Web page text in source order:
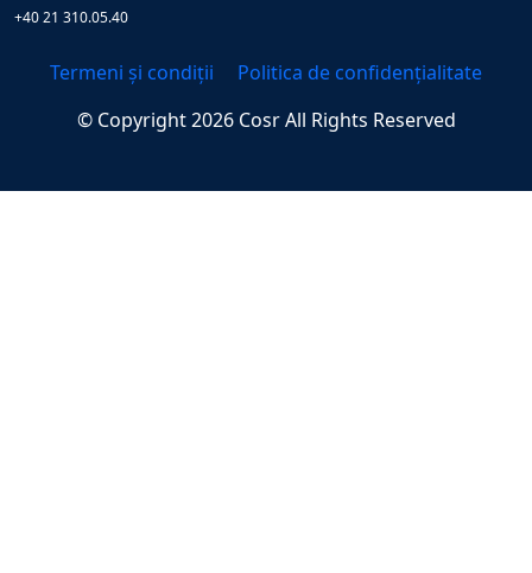
+40 21 310.05.40
Termeni și condiții
Politica de confidențialitate
© Copyright2026 CosrAll Rights Reserved